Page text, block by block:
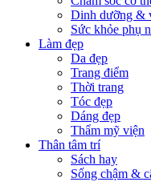
Dinh dưỡng &
Sức khỏe phụ
Làm đẹp
Da đẹp
Trang điểm
Thời trang
Tóc đẹp
Dáng đẹp
Thẩm mỹ viện
Thân tâm trí
Sách hay
Sống chậm &